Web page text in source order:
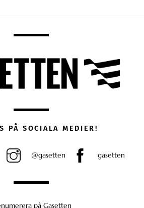
PÅ SOCIALA MEDIER!
@gasetten gasetten
på Gasetten